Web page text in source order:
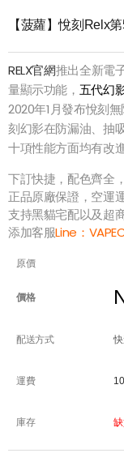
【菠蘿】悅刻Relx
RELX官網推出全新電
量顯示功能， 五代幻
2020年1月發布悅刻
刻幻影在防漏油、抽
十項性能方面均有改進
下訂快捷，配色齊全
正品原廠保證，空運運
支持黑貓宅配以及超
添加客服Line：
原價
價格
配送方式
運費
庫存